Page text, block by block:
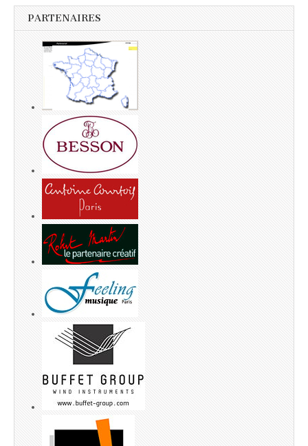
PARTENAIRES